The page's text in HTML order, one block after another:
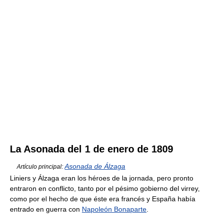
La Asonada del 1 de enero de 1809
Artículo principal: Asonada de Álzaga
Liniers y Álzaga eran los héroes de la jornada, pero pronto
entraron en conflicto, tanto por el pésimo gobierno del virrey,
como por el hecho de que éste era francés y España había
entrado en guerra con Napoleón Bonaparte